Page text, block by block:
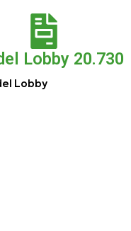
Lobby 20.730
Lobby